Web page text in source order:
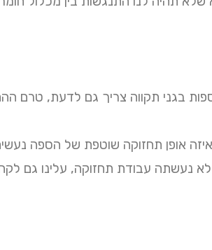
בגני תקווה צריך גם לדעת, טרם
אופן תחזוקה שוטפת של הספה
נעשתה עבודת תחזוקה, עלינו גם